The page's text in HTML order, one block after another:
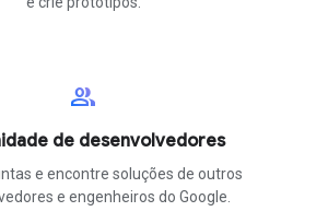
group
de desenvolvedores
e encontre soluções de outros
e engenheiros do Google.